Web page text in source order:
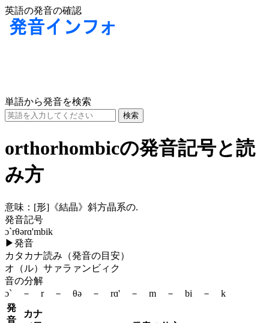
英語の発音の確認
単語から発音を検索
orthorhombicの発音記号と読
み方
意味： [形] 《結晶》斜方晶系の.
発音記号
ɔ`rθərɑ'mbik
▶発音
カタカナ読み（発音の目安）
オ（ル）サァラァンビィク
音の分解
ɔ` － r － θə － rɑ' － m － bi － k
発
音
カナ